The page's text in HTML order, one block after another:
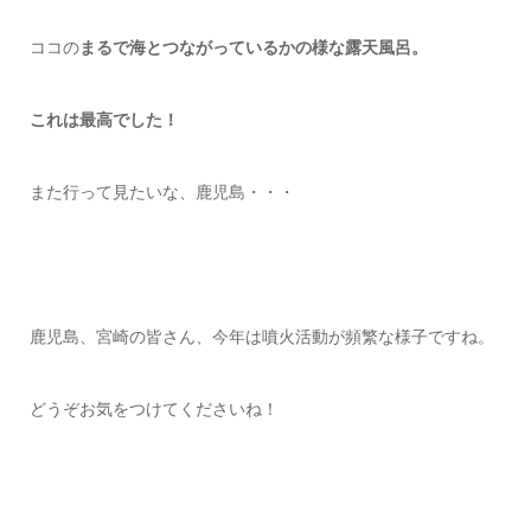
ココのまるで海とつながっているかの様な露天風呂。
これは最高でした！
また行って見たいな、鹿児島・・・
鹿児島、宮崎の皆さん、今年は噴火活動が頻繁な様子ですね。
どうぞお気をつけてくださいね！